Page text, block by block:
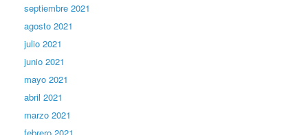
septiembre 2021
agosto 2021
julio 2021
junio 2021
mayo 2021
abril 2021
marzo 2021